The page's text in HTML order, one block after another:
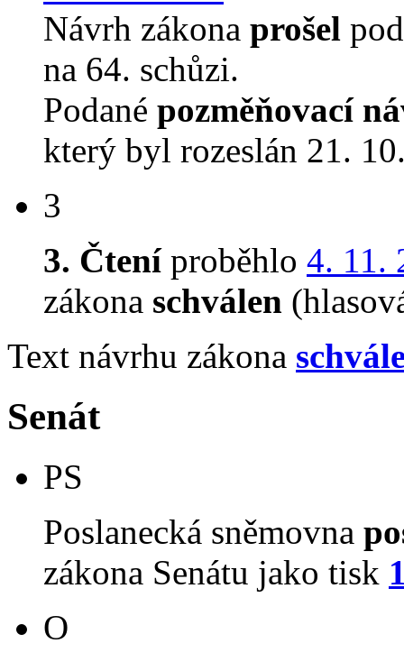
Návrh zákona prošel
na 64. schůzi.
Podané pozměňovací
který byl rozeslán 21.
3
3. Čteníproběhlo 4. 11.
zákona schválen
Text návrhu zákona
Senát
PS
Poslanecká sněmovna
zákona Senátu jako tisk
O